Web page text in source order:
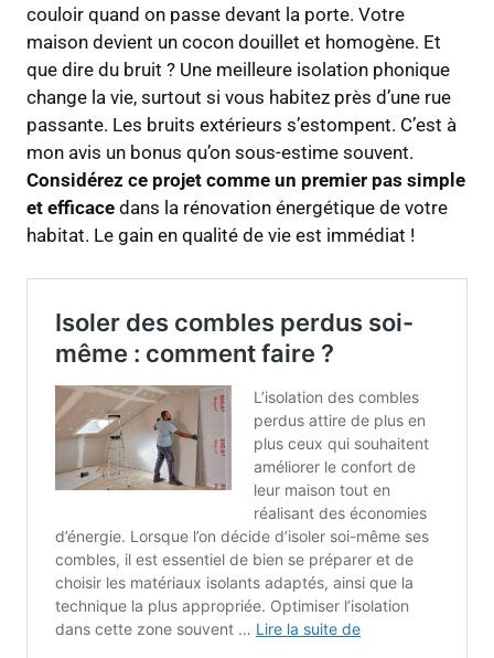
couloir quand on passe devant la porte. Votre
maison devient un cocon douillet et homogène. Et
que dire du bruit ? Une meilleure isolation phonique
change la vie, surtout si vous habitez près d’une rue
passante. Les bruits extérieurs s’estompent. C’est à
mon avis un bonus qu’on sous-estime souvent.
Considérez ce projet comme un premier pas simple
et efficace dans la rénovation énergétique de votre
habitat. Le gain en qualité de vie est immédiat !